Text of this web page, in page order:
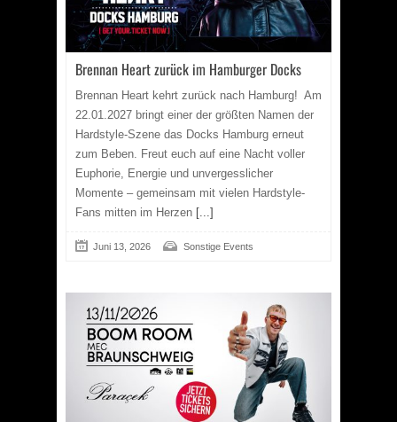
Brennan Heart zurück im Hamburger Docks
Brennan Heart kehrt zurück nach Hamburg! Am
22.01.2027 bringt einer der größten Namen der
Hardstyle-Szene das Docks Hamburg erneut
zum Beben. Freut euch auf eine Nacht voller
Euphorie, Energie und unvergesslicher
Momente – gemeinsam mit vielen Hardstyle-
Fans mitten im Herzen [...]
Juni 13, 2026 Sonstige Events